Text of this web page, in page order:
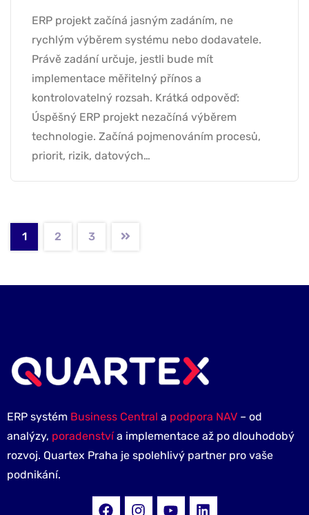
ERP projekt začíná jasným zadáním, ne
rychlým výběrem systému nebo dodavatele.
Právě zadání určuje, jestli bude mít
implementace měřitelný přínos a
kontrolovatelný rozsah. Krátká odpověď:
Úspěšný ERP projekt nezačíná výběrem
technologie. Začíná pojmenováním procesů,
priorit, rizik, datových…
1 2 3
ERP systém Business Central a podpora NAV – od
analýzy, poradenstvía implementace až po dlouhodobý
rozvoj. Quartex Praha je spolehlivý partner pro vaše
podnikání.